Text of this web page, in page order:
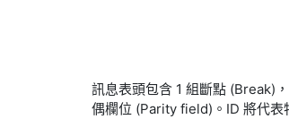
訊息表頭包含 1 組斷點 (Break)
偶欄位 (Parity field)。ID 將代表